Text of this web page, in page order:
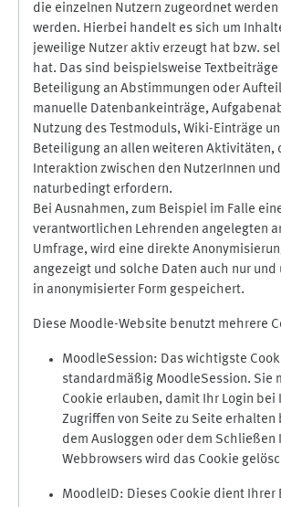
die einzelnen Nutzern zugeordnet
werden. Hierbei handelt es sich um
jeweilige Nutzer aktiv erzeugt hat bzw.
hat. Das sind beispielsweise Textbeiträge
Beteiligung an Abstimmungen oder
manuelle Datenbankeinträge,
Nutzung des Testmoduls, Wiki-Einträge
Beteiligung an allen weiteren Aktivitäten,
Interaktion zwischen den NutzerInnen
naturbedingt erfordern.
Bei Ausnahmen, zum Beispiel im Falle
verantwortlichen Lehrenden angelegten
Umfrage, wird eine direkte
angezeigt und solche Daten auch nur
in anonymisierter Form gespeichert.
Diese Moodle-Website benutzt mehrere
MoodleSession: Das wichtigste
standardmäßig MoodleSession. Sie
Cookie erlauben, damit Ihr Login bei
Zugriffen von Seite zu Seite erhalten
dem Ausloggen oder dem Schließen
Webbrowsers wird das Cookie
MoodleID: Dieses Cookie dient